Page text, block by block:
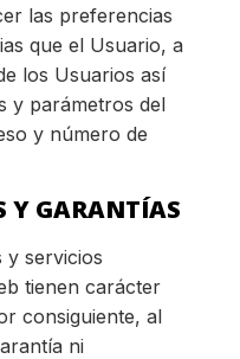
las preferencias
que el Usuario, a
los Usuarios así
y parámetros del
y número de
Y GARANTÍAS
y servicios
tienen carácter
consiguiente, al
ni